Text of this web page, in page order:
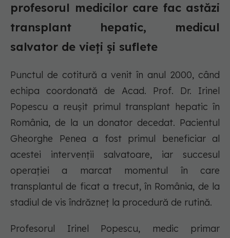
profesorul medicilor care fac astăzi
transplant hepatic, medicul
salvator de vieți și suflete
Punctul de cotitură a venit în anul 2000, când
echipa coordonată de Acad. Prof. Dr. Irinel
Popescu a reușit primul transplant hepatic în
România, de la un donator decedat. Pacientul
Gheorghe Penea a fost primul beneficiar al
acestei intervenții salvatoare, iar succesul
operației a marcat momentul în care
transplantul de ficat a trecut, în România, de la
stadiul de vis îndrăzneț la procedură de rutină.
Profesorul Irinel Popescu, medic primar